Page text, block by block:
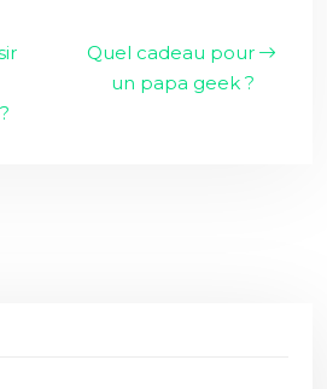
Quel cadeau pour
un papa geek ?